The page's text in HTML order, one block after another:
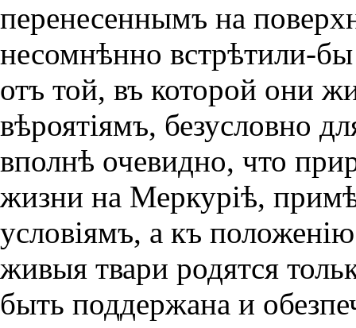
перенесеннымъ на
несомнѣнно встрѣтили-
отъ той, въ которой они
вѣроятiямъ, безусловно
впол­нѣ очевидно, что
жизни на Меркурiѣ,
условiямъ, а къ
живыя твари родятся
быть поддержана и